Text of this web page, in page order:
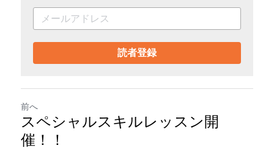
読者登録
前へ
スペシャルスキルレッスン開
催！！